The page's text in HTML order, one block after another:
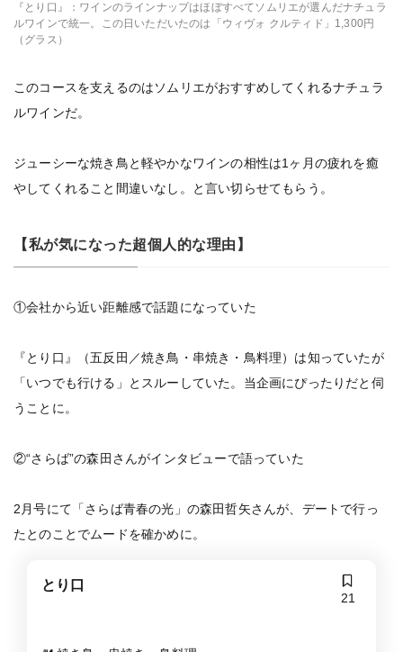
『とり口』：ワインのラインナップはほぼすべてソムリエが選んだナチュラ
ルワインで統一。この日いただいたのは「ウィヴォ クルティド」1,300円
（グラス）
このコースを支えるのはソムリエがおすすめしてくれるナチュラ
ルワインだ。
ジューシーな焼き鳥と軽やかなワインの相性は1ヶ月の疲れを癒
やしてくれること間違いなし。と言い切らせてもらう。
【私が気になった超個人的な理由】
①会社から近い距離感で話題になっていた
『とり口』（五反田／焼き鳥・串焼き・鳥料理）は知っていたが
「いつでも行ける」とスルーしていた。当企画にぴったりだと伺
うことに。
②“さらば”の森田さんがインタビューで語っていた
2月号にて「さらば青春の光」の森田哲矢さんが、デートで行っ
たとのことでムードを確かめに。
とり口
21